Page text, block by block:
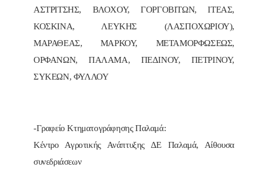
ΑΣΤΡΙΤΣΗΣ, ΒΛΟΧΟΥ, ΓΟΡΓΟΒΙΤΩΝ, ΙΤΕΑΣ,
ΚΟΣΚΙΝΑ, ΛΕΥΚΗΣ (ΛΑΣΠΟΧΩΡΙΟΥ),
ΜΑΡΑΘΕΑΣ, ΜΑΡΚΟΥ, ΜΕΤΑΜΟΡΦΩΣΕΩΣ,
ΟΡΦΑΝΩΝ, ΠΑΛΑΜΑ, ΠΕΔΙΝΟΥ, ΠΕΤΡΙΝΟΥ,
ΣΥΚΕΩΝ, ΦΥΛΛΟΥ
-Γραφείο Κτηματογράφησης Παλαμά:
Κέντρο Αγροτικής Ανάπτυξης ΔΕ Παλαμά, Αίθουσα
συνεδριάσεων